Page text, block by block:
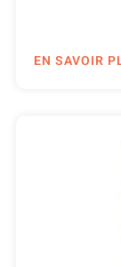
EN SAVOIR